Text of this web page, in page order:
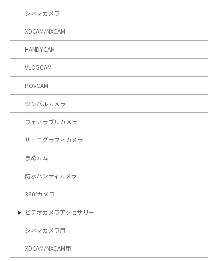
シネマカメラ
XDCAM/NXCAM
HANDYCAM
VLOGCAM
POVCAM
ジンバルカメラ
ウェアラブルカメラ
サーモグラフィカメラ
まめカム
防水ハンディカメラ
360°カメラ
ビデオカメラアクセサリー
シネマカメラ用
XDCAM/NXCAM用